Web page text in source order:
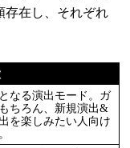
存在し、それぞれ
なる演出モード。ガ
ちろん、新規演出&
を楽しみたい人向け